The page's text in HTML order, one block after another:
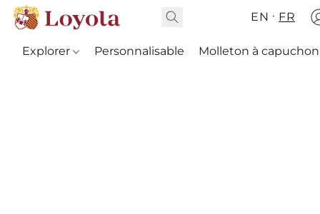
EN FR
Explorer Personnalisable Molleton à capuchon